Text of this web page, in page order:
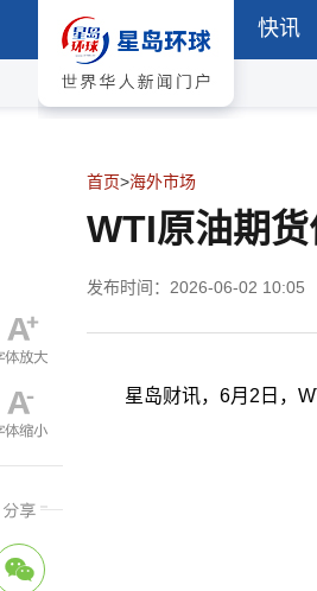
快讯
首页>海外市场
WTI原油期
发布时间：2026-06-02 10:05
星岛财讯，6月2日，